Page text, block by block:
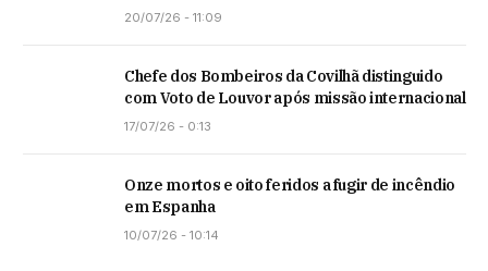
20/07/26 - 11:09
Chefe dos Bombeiros da Covilhã distinguido
com Voto de Louvor após missão internacional
17/07/26 - 0:13
Onze mortos e oito feridos a fugir de incêndio
em Espanha
10/07/26 - 10:14